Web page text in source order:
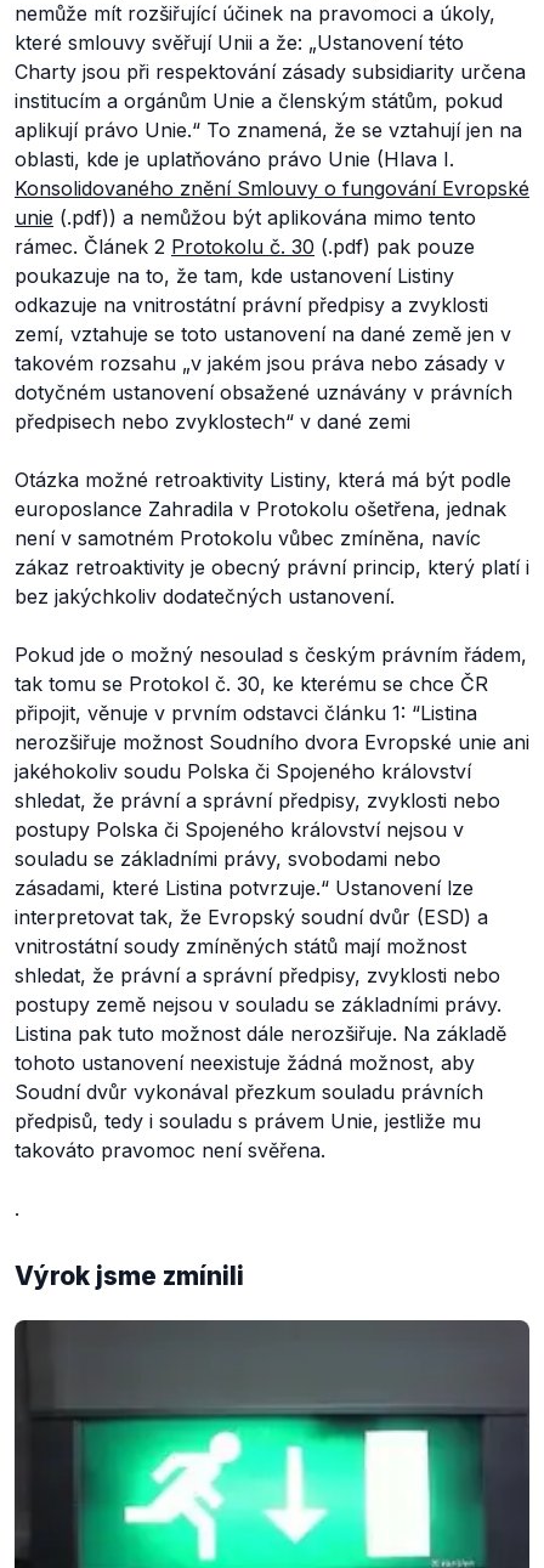
nemůže mít rozšiřující účinek na pravomoci a úkoly,
které smlouvy svěřují Unii a že: „Ustanovení této
Charty jsou při respektování zásady subsidiarity určena
institucím a orgánům Unie a členským státům, pokud
aplikují právo Unie.“ To znamená, že se vztahují jen na
oblasti, kde je uplatňováno právo Unie (Hlava I.
Konsolidovaného znění Smlouvy o fungování Evropské
unie (.pdf)) a nemůžou být aplikována mimo tento
rámec. Článek 2 Protokolu č. 30 (.pdf) pak pouze
poukazuje na to, že tam, kde ustanovení Listiny
odkazuje na vnitrostátní právní předpisy a zvyklosti
zemí, vztahuje se toto ustanovení na dané země jen v
takovém rozsahu „v jakém jsou práva nebo zásady v
dotyčném ustanovení obsažené uznávány v právních
předpisech nebo zvyklostech“ v dané zemi
Otázka možné retroaktivity Listiny, která má být podle
europoslance Zahradila v Protokolu ošetřena, jednak
není v samotném Protokolu vůbec zmíněna, navíc
zákaz retroaktivity je obecný právní princip, který platí i
bez jakýchkoliv dodatečných ustanovení.
Pokud jde o možný nesoulad s českým právním řádem,
tak tomu se Protokol č. 30, ke kterému se chce ČR
připojit, věnuje v prvním odstavci článku 1: “Listina
nerozšiřuje možnost Soudního dvora Evropské unie ani
jakéhokoliv soudu Polska či Spojeného království
shledat, že právní a správní předpisy, zvyklosti nebo
postupy Polska či Spojeného království nejsou v
souladu se základními právy, svobodami nebo
zásadami, které Listina potvrzuje.“ Ustanovení lze
interpretovat tak, že Evropský soudní dvůr (ESD) a
vnitrostátní soudy zmíněných států mají možnost
shledat, že právní a správní předpisy, zvyklosti nebo
postupy země nejsou v souladu se základními právy.
Listina pak tuto možnost dále nerozšiřuje. Na základě
tohoto ustanovení neexistuje žádná možnost, aby
Soudní dvůr vykonával přezkum souladu právních
předpisů, tedy i souladu s právem Unie, jestliže mu
takováto pravomoc není svěřena.
.
Výrok jsme zmínili